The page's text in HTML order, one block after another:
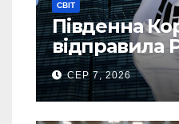
СВІТ
Південна
відправила
тонн
СЕР 7, 2026